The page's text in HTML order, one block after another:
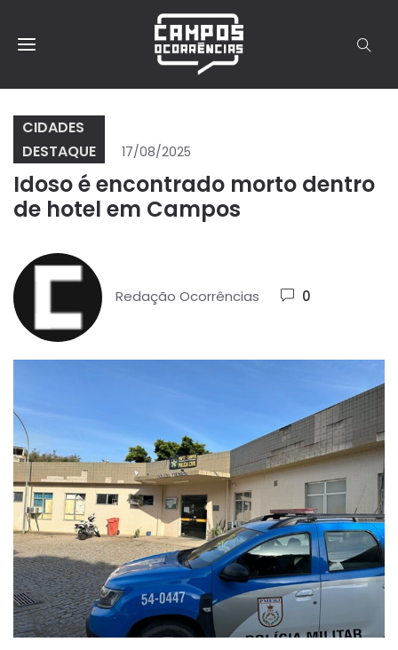
CIDADES
DESTAQUE
17/08/2025
Idoso é encontrado morto dentro
de hotel em Campos
Redação Ocorrências 0